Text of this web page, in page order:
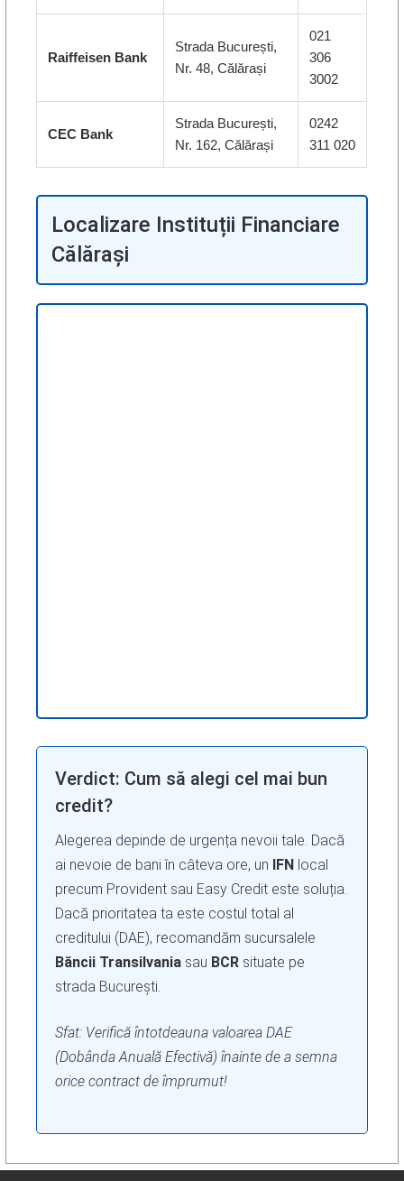
Raiffeisen Bank
Strada București,
Nr. 48, Călărași
021
306
3002
CEC Bank
Strada București,
Nr. 162, Călărași
0242
311 020
Localizare Instituții Financiare
Călărași
Verdict: Cum să alegi cel mai bun
credit?
Alegerea depinde de urgența nevoii tale. Dacă
ai nevoie de bani în câteva ore, un IFN local
precum Provident sau Easy Credit este soluția.
Dacă prioritatea ta este costul total al
creditului (DAE), recomandăm sucursalele
Băncii Transilvania sau BCR situate pe
strada București.
Sfat: Verifică întotdeauna valoarea DAE
(Dobânda Anuală Efectivă) înainte de a semna
orice contract de împrumut!